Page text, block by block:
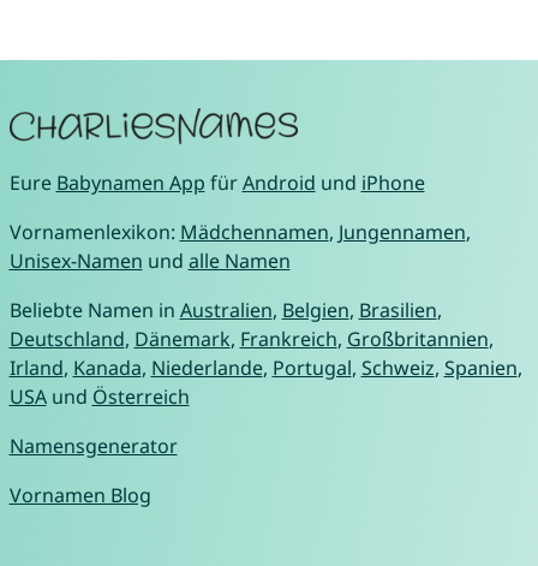
Eure Babynamen App fürAndroid und iPhone
Vornamenlexikon: Mädchennamen, Jungennamen,
Unisex-Namen und alle Namen
Beliebte Namen in Australien, Belgien, Brasilien,
Deutschland, Dänemark, Frankreich, Großbritannien,
Irland, Kanada, Niederlande, Portugal, Schweiz, Spanien,
USAund Österreich
Namensgenerator
Vornamen Blog